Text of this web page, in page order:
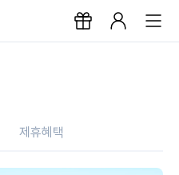
제휴혜택